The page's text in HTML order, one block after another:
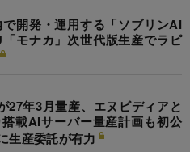
開発・運用する「ソブリンAI
モナカ」次世代版生産でラピ
年3月量産、エヌビディアと
載AIサーバー量産計画も初公
生産委託が有力